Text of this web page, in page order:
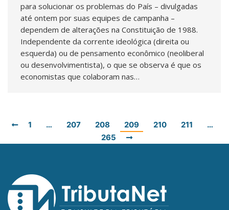
para solucionar os problemas do País – divulgadas
até ontem por suas equipes de campanha –
dependem de alterações na Constituição de 1988.
Independente da corrente ideológica (direita ou
esquerda) ou de pensamento econômico (neoliberal
ou desenvolvimentista), o que se observa é que os
economistas que colaboram nas…
1 … 207 208 209 210 211
…
265